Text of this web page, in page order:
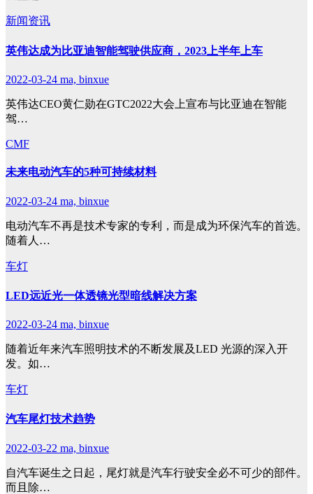
新闻资讯
英伟达成为比亚迪智能驾驶供应商，2023上半年上车
2022-03-24 ma, binxue
英伟达CEO黄仁勋在GTC2022大会上宣布与比亚迪在智能
驾…
CMF
未来电动汽车的5种可持续材料
2022-03-24 ma, binxue
电动汽车不再是技术专家的专利，而是成为环保汽车的首选。
随着人…
车灯
LED远近光一体透镜光型暗线解决方案
2022-03-24 ma, binxue
随着近年来汽车照明技术的不断发展及LED 光源的深入开
发。如…
车灯
汽车尾灯技术趋势
2022-03-22 ma, binxue
自汽车诞生之日起，尾灯就是汽车行驶安全必不可少的部件。
而且除…